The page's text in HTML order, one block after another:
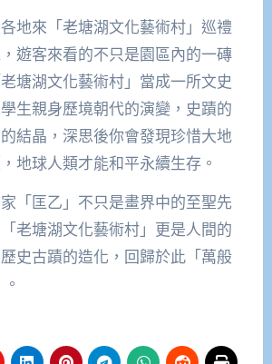
地來「老塘湖文化藝術村」巡禮
遊客來看的不只是園區內的一磚
塘湖文化藝術村」當成一所文史
生親身歷境朝代的演變，史蹟的
結晶，深思後你會發現珍惜大地
地球人類才能和平永續生存。
「匡乙」不只是畫界中的至聖先
老塘湖文化藝術村」更是人間的
史古蹟的造化，回歸於此「萬般